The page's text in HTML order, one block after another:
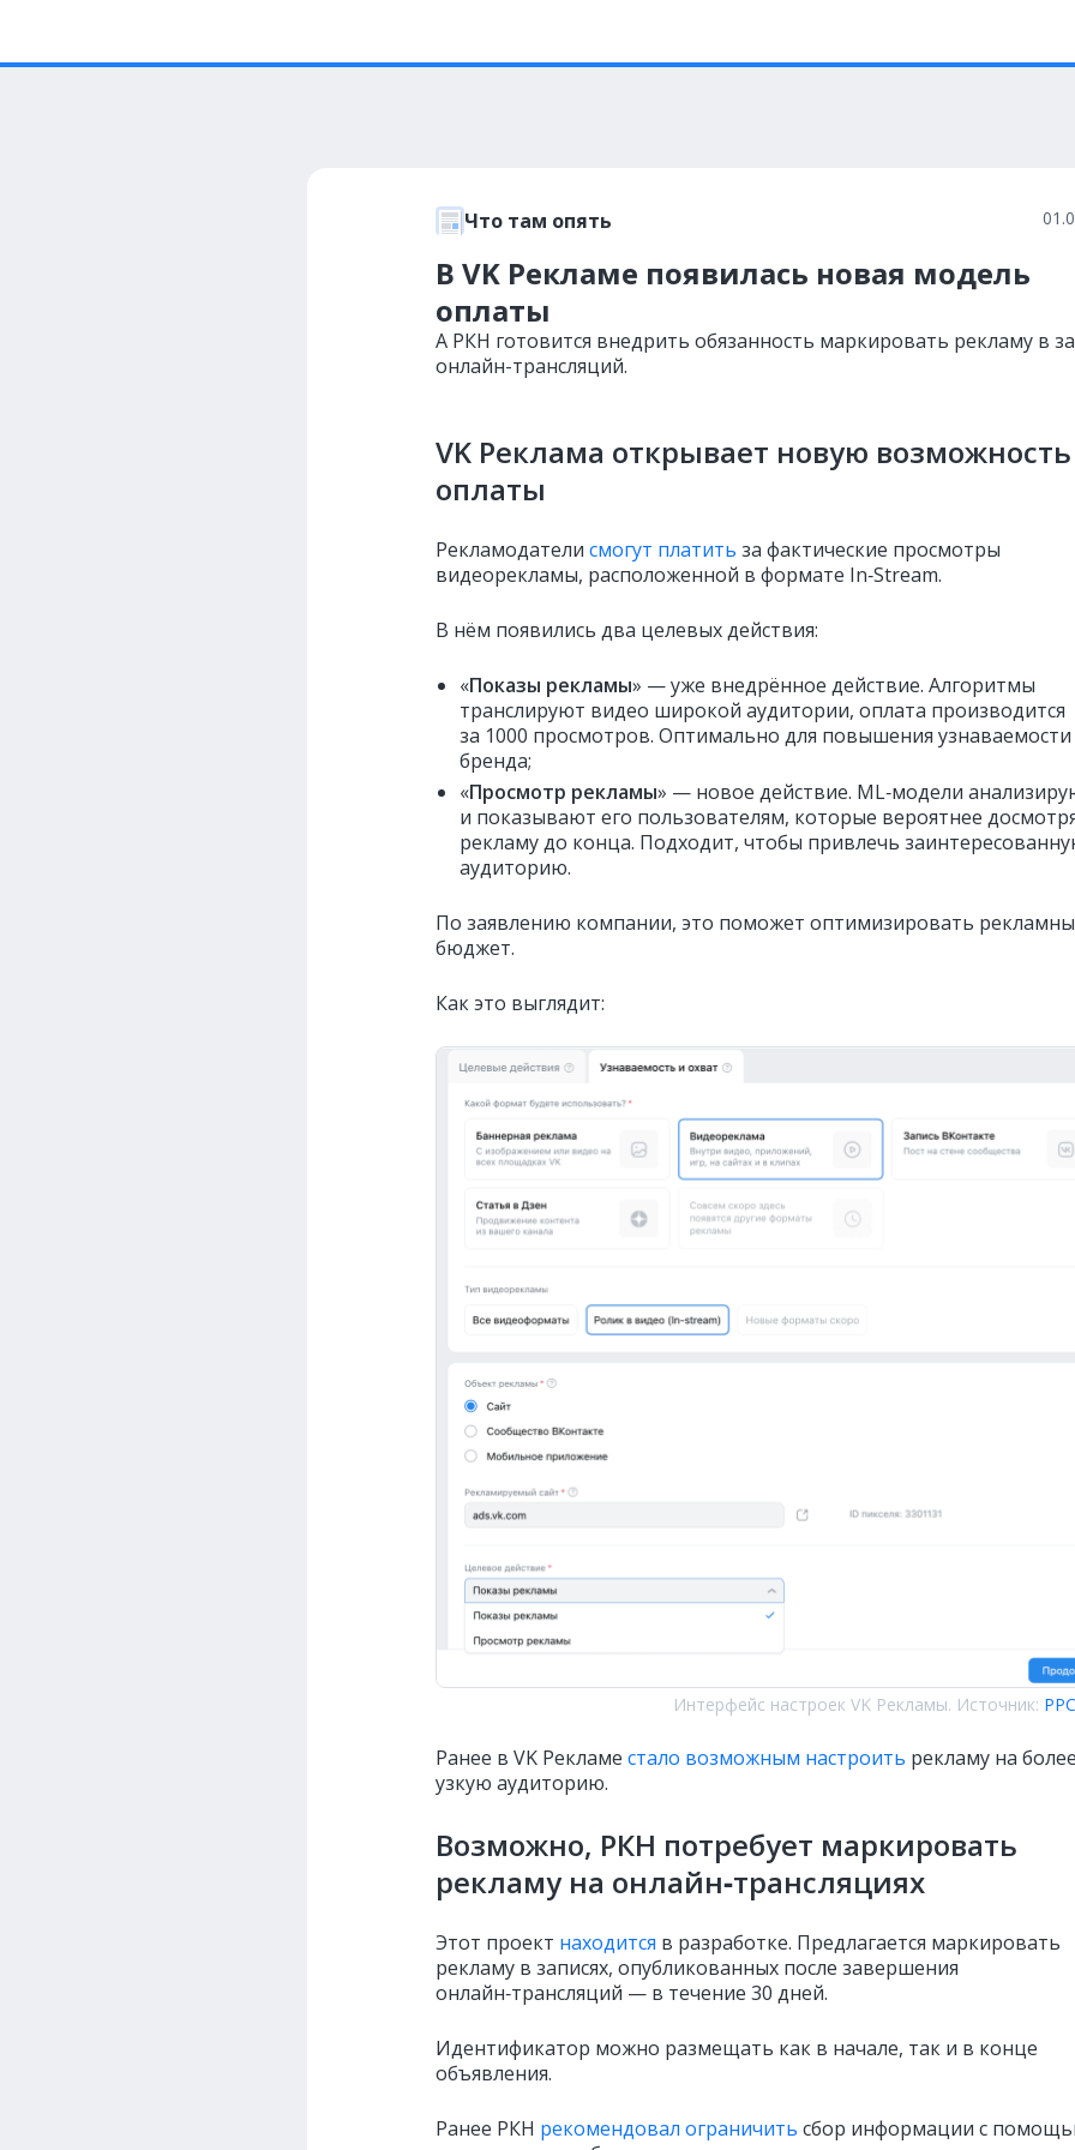
Что там опять
В VK Рекламе появилась новая модель
оплаты
А РКН готовится внедрить обязанность маркировать рекламу в
онлайн-трансляций.
VK Реклама открывает новую возможность
оплаты
Рекламодатели смогут платить за фактические просмотры
видеорекламы, расположенной в формате In‑Stream.
В нём появились два целевых действия:
«Показы рекламы» — уже внедрённое действие. Алгоритмы
транслируют видео широкой аудитории, оплата производится
за 1000 просмотров. Оптимально для повышения узнаваемости
бренда;
«Просмотр рекламы» — новое действие. ML‑модели
и показывают его пользователям, которые вероятнее
рекламу до конца. Подходит, чтобы привлечь
аудиторию.
По заявлению компании, это поможет оптимизировать
бюджет.
Как это выглядит:
Интерфейс настроек VK Рекламы. Источник:
Ранее в VK Рекламе стало возможным настроить рекламу на более
узкую аудиторию.
Возможно, РКН потребует маркировать
рекламу на онлайн‑трансляциях
Этот проект находится в разработке. Предлагается маркировать
рекламу в записях, опубликованных после завершения
онлайн‑трансляций — в течение 30 дней.
Идентификатор можно размещать как в начале, так и в конце
объявления.
Ранее РКН рекомендовал ограничить сбор информации с